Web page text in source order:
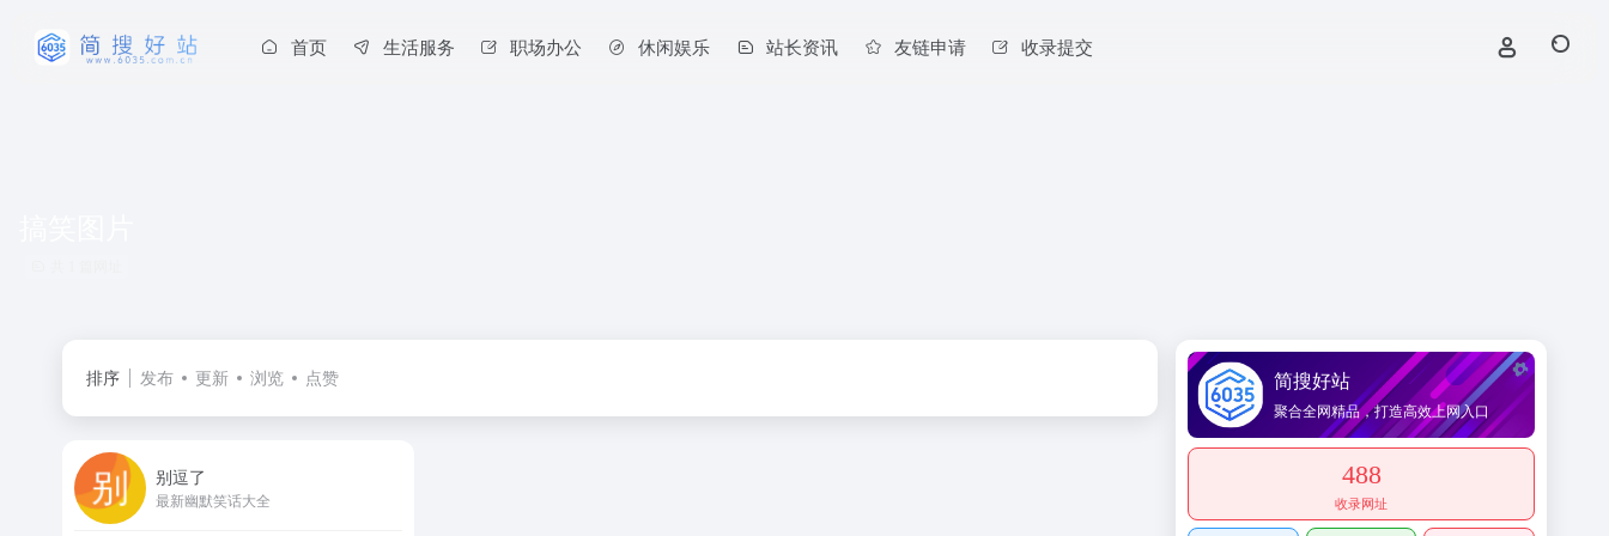
首页 生活服务 职场办公 休闲娱乐 站长资讯 友链申请 收录提交
排序 发布 更新 浏览 点赞
别逗了
最新幽默笑话大全
简搜好站
聚合全网精品，打造高效上网入口
488
收录网址